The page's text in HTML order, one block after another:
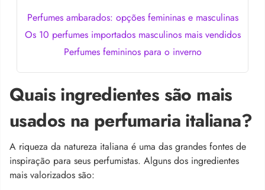
Perfumes ambarados: opções femininas e masculinas
Os 10 perfumes importados masculinos mais vendidos
Perfumes femininos para o inverno
Quais ingredientes são mais
usados na perfumaria italiana?
A riqueza da natureza italiana é uma das grandes fontes de
inspiração para seus perfumistas. Alguns dos ingredientes
mais valorizados são: